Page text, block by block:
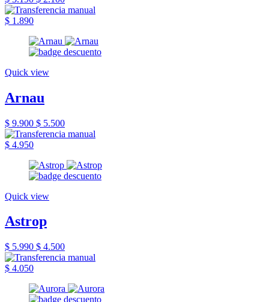
$ 1.890
Quick view
Arnau
$ 9.900 $ 5.500
$ 4.950
Quick view
Astrop
$ 5.990 $ 4.500
$ 4.050